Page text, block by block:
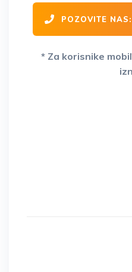
POZOVITE
* Za korisnike